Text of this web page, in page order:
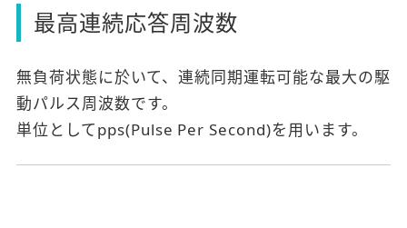
最高連続応答周波数
無負荷状態に於いて、連続同期運転可能な最大の駆
動パルス周波数です。
単位としてpps(Pulse Per Second)を用います。